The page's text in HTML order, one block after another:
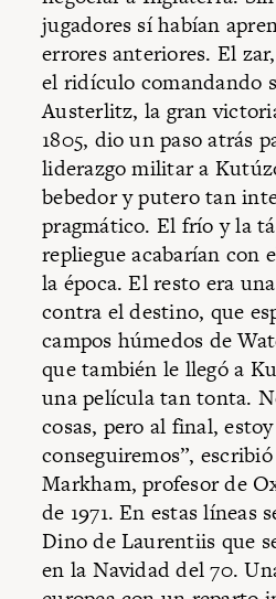
jugadores sí habían
errores anteriores. El
el ridículo comandando
Austerlitz, la gran
1805, dio un paso atrás
liderazgo militar a
bebedor y putero tan
pragmático. El frío y la
repliegue acabarían con
la época. El resto era
contra el destino, que
campos húmedos de
que también le llegó a
una película tan tonta.
cosas, pero al final,
conseguiremos”,
Markham, profesor de
de 1971. En estas líneas
Dino de Laurentiis que
en la Navidad del 70.